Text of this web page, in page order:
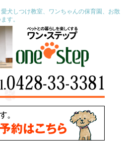
犬しつけ教室、ワンちゃんの保育園、お散
す。